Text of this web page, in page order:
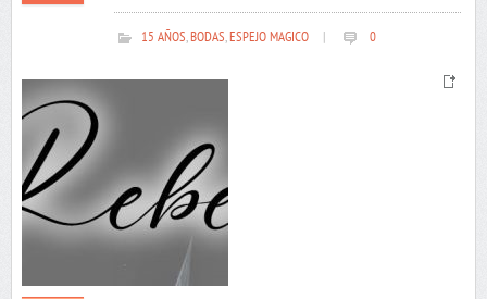
15 AÑOS,BODAS,ESPEJO MAGICO 0